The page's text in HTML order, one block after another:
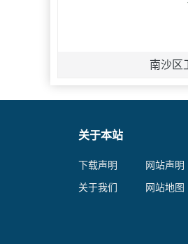
南沙区
关于本站
下载声明
网站声明
关于我们
网站地图